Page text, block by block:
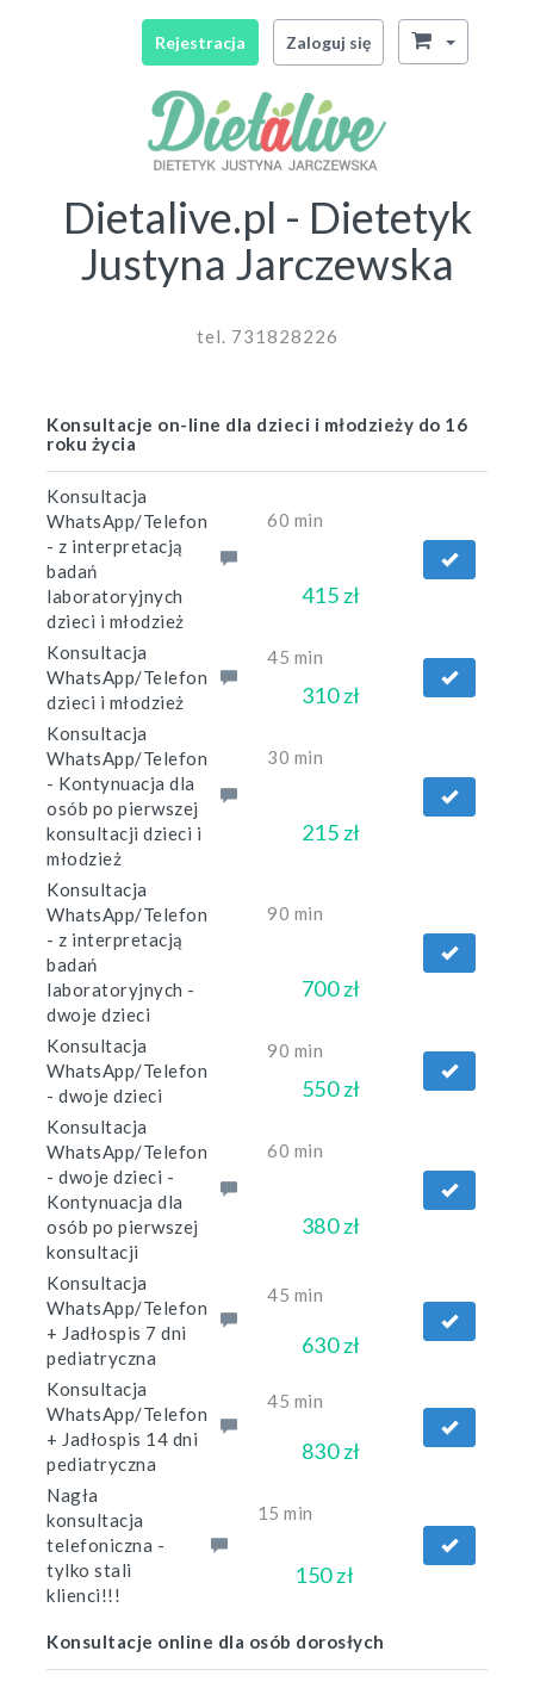
Rejestracja Zaloguj się
Dietalive.pl - Dietetyk
Justyna Jarczewska
tel. 731828226
Konsultacje on-line dla dzieci i młodzieży do 16
roku życia
Konsultacja
WhatsApp/Telefon
- z interpretacją
badań
laboratoryjnych
dzieci i młodzież
60 min
415 zł
Konsultacja
WhatsApp/Telefon
dzieci i młodzież
45 min
310 zł
Konsultacja
WhatsApp/Telefon
- Kontynuacja dla
osób po pierwszej
konsultacji dzieci i
młodzież
30 min
215 zł
Konsultacja
WhatsApp/Telefon
- z interpretacją
badań
laboratoryjnych -
dwoje dzieci
90 min
700 zł
Konsultacja
WhatsApp/Telefon
- dwoje dzieci
90 min
550 zł
Konsultacja
WhatsApp/Telefon
- dwoje dzieci -
Kontynuacja dla
osób po pierwszej
konsultacji
60 min
380 zł
Konsultacja
WhatsApp/Telefon
+ Jadłospis 7 dni
pediatryczna
45 min
630 zł
Konsultacja
WhatsApp/Telefon
+ Jadłospis 14 dni
pediatryczna
45 min
830 zł
Nagła
konsultacja
telefoniczna -
tylko stali
klienci!!!
15 min
150 zł
Konsultacje online dla osób dorosłych